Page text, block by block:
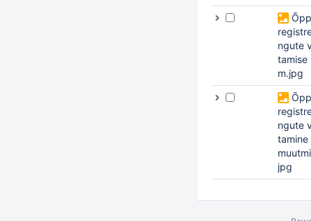
ngute
tamise
m.jpg
ngute
tamine
jpg